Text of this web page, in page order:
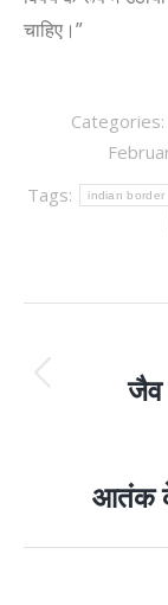
चाहिए।”
Categories:
Tags:
indian border
POST
जैव
आतंक के